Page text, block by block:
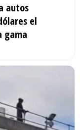
autos
el
gama